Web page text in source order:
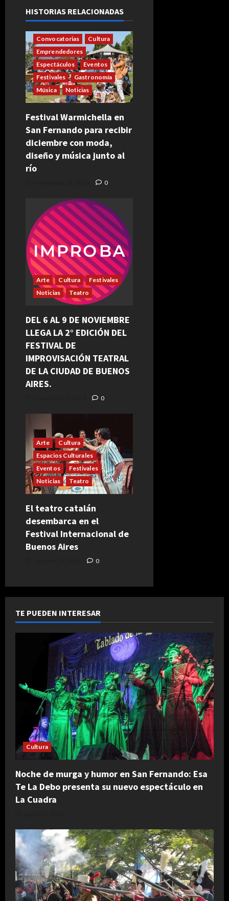
HISTORIAS RELACIONADAS
Convocatorias
Cultura
Emprendedores
Espectáculos
Eventos
Festivales
Gastronomía
Música
Noticias
Festival Warmichella en
San Fernando para recibir
diciembre con moda,
diseño y música junto al
río
0
Arte Cultura
Festivales
Noticias
Teatro
DEL 6 AL 9 DE NOVIEMBRE
LLEGA LA 2° EDICIÓN DEL
FESTIVAL DE
IMPROVISACIÓN TEATRAL
DE LA CIUDAD DE BUENOS
AIRES.
0
Arte
Cultura
Espacios Culturales
Eventos
Festivales
Noticias
Teatro
El teatro catalán
desembarca en el
Festival Internacional de
Buenos Aires
0
TE PUEDEN INTERESAR
Cultura
Noche de murga y humor en San Fernando: Esa
Te La Debo presenta su nuevo espectáculo en
La Cuadra